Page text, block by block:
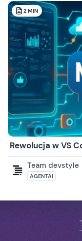
2 MIN
Rewolucja w VS
Team devstyle
AGENTAI